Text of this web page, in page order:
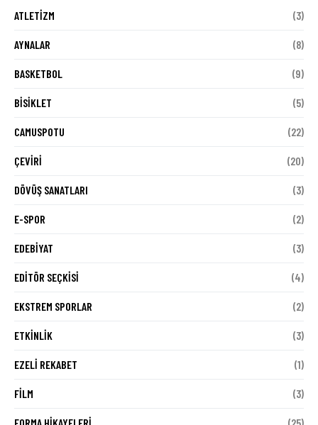
ATLETIZM (3)
AYNALAR (8)
BASKETBOL (9)
BISIKLET (5)
CAMUSPOTU (22)
ÇEVIRI (20)
DÖVÜŞ SANATLARI (3)
E-SPOR (2)
EDEBIYAT (3)
EDITÖR SEÇKISI (4)
EKSTREM SPORLAR (2)
ETKINLIK (3)
EZELI REKABET (1)
FILM (3)